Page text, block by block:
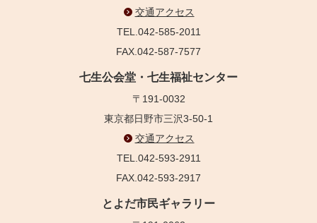
交通アクセス
TEL.042-585-2011
FAX.042-587-7577
七生公会堂・七生福祉センター
〒191-0032
東京都日野市三沢3-50-1
交通アクセス
TEL.042-593-2911
FAX.042-593-2917
とよだ市民ギャラリー